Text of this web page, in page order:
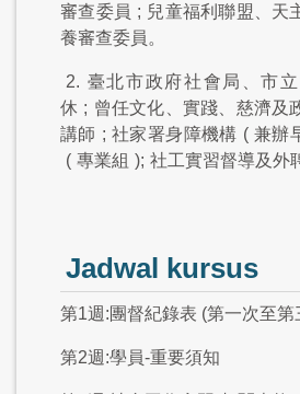
審查委員 ; 兒童福利聯盟、天
養審查委員。
2. 臺北市政府社會局、市
休 ; 曾任文化、實踐、慈濟及
講師 ; 社家署身障機構 ( 兼辦
( 專業組 ); 社工實習督導及外
Jadwal kursus
第1週:團督紀錄表 (第一次至第
第2週:學員-重要須知